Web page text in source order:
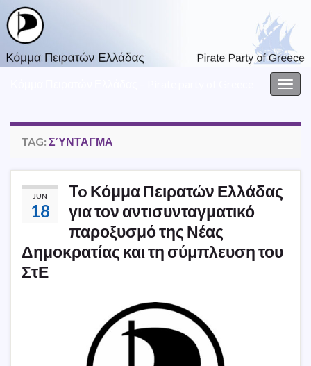
TAG: ΣΎΝΤΑΓΜΑ
JUN
18
To Κόμμα Πειρατών Ελλάδας
για τον αντισυνταγματικό
παροξυσμό της Νέας
Δημοκρατίας και τη σύμπλευση του
ΣτΕ